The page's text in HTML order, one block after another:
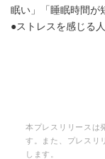
眠い」「睡眠時間が
●ストレスを感じる
本プレスリリースは
す。また、プレスリ
します。